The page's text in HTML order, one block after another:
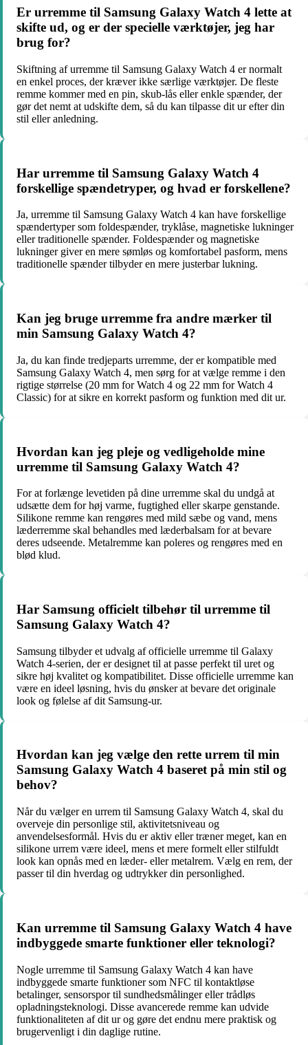
Er urremme til Samsung Galaxy Watch 4 lette at
skifte ud, og er der specielle værktøjer, jeg har
brug for?
Skiftning af urremme til Samsung Galaxy Watch 4 er normalt
en enkel proces, der kræver ikke særlige værktøjer. De fleste
remme kommer med en pin, skub-lås eller enkle spænder, der
gør det nemt at udskifte dem, så du kan tilpasse dit ur efter din
stil eller anledning.
Har urremme til Samsung Galaxy Watch 4
forskellige spændetryper, og hvad er forskellene?
Ja, urremme til Samsung Galaxy Watch 4 kan have forskellige
spændertyper som foldespænder, tryklåse, magnetiske lukninger
eller traditionelle spænder. Foldespænder og magnetiske
lukninger giver en mere sømløs og komfortabel pasform, mens
traditionelle spænder tilbyder en mere justerbar lukning.
Kan jeg bruge urremme fra andre mærker til
min Samsung Galaxy Watch 4?
Ja, du kan finde tredjeparts urremme, der er kompatible med
Samsung Galaxy Watch 4, men sørg for at vælge remme i den
rigtige størrelse (20 mm for Watch 4 og 22 mm for Watch 4
Classic) for at sikre en korrekt pasform og funktion med dit ur.
Hvordan kan jeg pleje og vedligeholde mine
urremme til Samsung Galaxy Watch 4?
For at forlænge levetiden på dine urremme skal du undgå at
udsætte dem for høj varme, fugtighed eller skarpe genstande.
Silikone remme kan rengøres med mild sæbe og vand, mens
læderremme skal behandles med læderbalsam for at bevare
deres udseende. Metalremme kan poleres og rengøres med en
blød klud.
Har Samsung officielt tilbehør til urremme til
Samsung Galaxy Watch 4?
Samsung tilbyder et udvalg af officielle urremme til Galaxy
Watch 4-serien, der er designet til at passe perfekt til uret og
sikre høj kvalitet og kompatibilitet. Disse officielle urremme kan
være en ideel løsning, hvis du ønsker at bevare det originale
look og følelse af dit Samsung-ur.
Hvordan kan jeg vælge den rette urrem til min
Samsung Galaxy Watch 4 baseret på min stil og
behov?
Når du vælger en urrem til Samsung Galaxy Watch 4, skal du
overveje din personlige stil, aktivitetsniveau og
anvendelsesformål. Hvis du er aktiv eller træner meget, kan en
silikone urrem være ideel, mens et mere formelt eller stilfuldt
look kan opnås med en læder- eller metalrem. Vælg en rem, der
passer til din hverdag og udtrykker din personlighed.
Kan urremme til Samsung Galaxy Watch 4 have
indbyggede smarte funktioner eller teknologi?
Nogle urremme til Samsung Galaxy Watch 4 kan have
indbyggede smarte funktioner som NFC til kontaktløse
betalinger, sensorspor til sundhedsmålinger eller trådløs
opladningsteknologi. Disse avancerede remme kan udvide
funktionaliteten af dit ur og gøre det endnu mere praktisk og
brugervenligt i din daglige rutine.